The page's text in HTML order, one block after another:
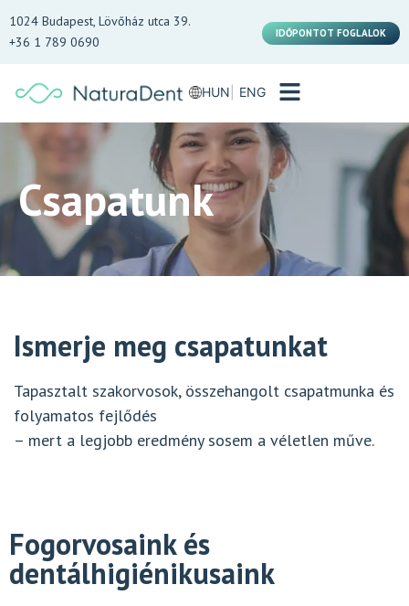
1024 Budapest, Lövőház utca 39.
+36 1 789 0690
IDŐPONTOT FOGLALOK
HUN ENG
Csapatunk
Ismerje meg csapatunkat
Tapasztalt szakorvosok, összehangolt csapatmunka és
folyamatos fejlődés
– mert a legjobb eredmény sosem a véletlen műve.
Fogorvosaink és
dentálhigiénikusaink